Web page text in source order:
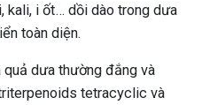
kali, i ốt… dồi dào trong dưa
toàn diện.
dưa thường đắng và
tetracyclic và